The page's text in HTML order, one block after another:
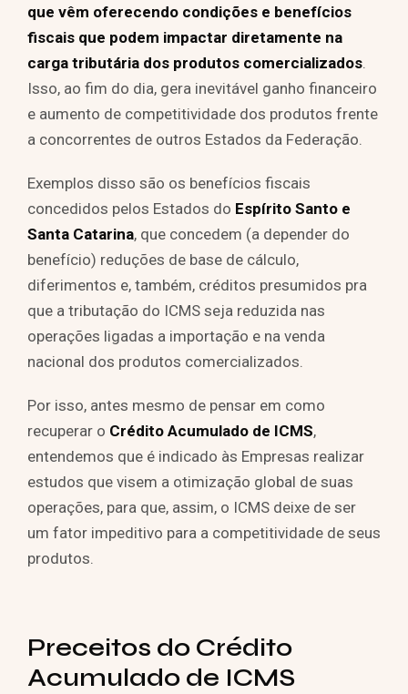
que vêm oferecendo condições e benefícios
fiscais que podem impactar diretamente na
carga tributária dos produtos comercializados.
Isso, ao fim do dia, gera inevitável ganho financeiro
e aumento de competitividade dos produtos frente
a concorrentes de outros Estados da Federação.
Exemplos disso são os benefícios fiscais
concedidos pelos Estados do Espírito Santo e
Santa Catarina, que concedem (a depender do
benefício) reduções de base de cálculo,
diferimentos e, também, créditos presumidos pra
que a tributação do ICMS seja reduzida nas
operações ligadas a importação e na venda
nacional dos produtos comercializados.
Por isso, antes mesmo de pensar em como
recuperar o Crédito Acumulado de ICMS,
entendemos que é indicado às Empresas realizar
estudos que visem a otimização global de suas
operações, para que, assim, o ICMS deixe de ser
um fator impeditivo para a competitividade de seus
produtos.
Preceitos do Crédito
Acumulado de ICMS